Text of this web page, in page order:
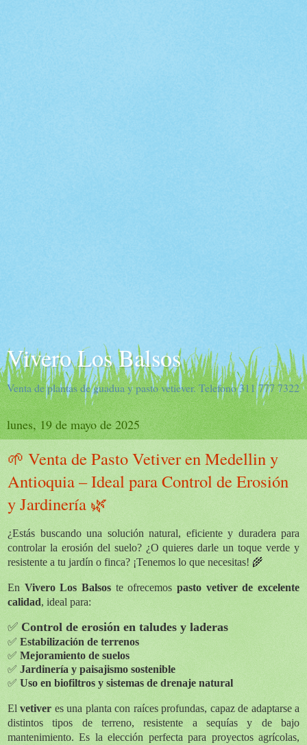
Vivero Los Balsos
Venta de plantas de guadua y pasto vetiever. Telefono 311 777 7322
lunes, 19 de mayo de 2025
🌱 Venta de Pasto Vetiver en Medellin y
Antioquia – Ideal para Control de Erosión
y Jardinería 🌿
¿Estás buscando una solución natural, eficiente y duradera para
controlar la erosión del suelo? ¿O quieres darle un toque verde y
resistente a tu jardín o finca? ¡Tenemos lo que necesitas! 🌾
En Vivero Los Balsos te ofrecemospasto vetiver de excelente
calidad, ideal para:
✅ Control de erosión en taludes y laderas
✅ Estabilización de terrenos
✅ Mejoramiento de suelos
✅ Jardinería y paisajismo sostenible
✅ Uso en biofiltros y sistemas de drenaje natural
Elvetiver es una planta con raíces profundas, capaz de adaptarse a
distintos tipos de terreno, resistente a sequías y de bajo
mantenimiento. Es la elección perfecta para proyectos agrícolas,